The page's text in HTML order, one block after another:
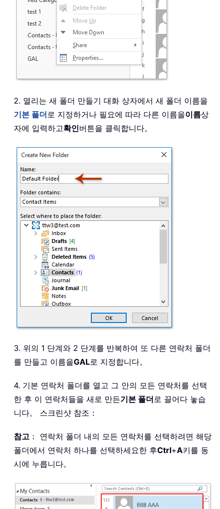
2. 열리는 새 폴더 만들기 대화 상자에서 새 폴더 이름을
기본 폴더로 지정하거나 필요에 따라 다른 이름을이름상
자에 입력하고확인버튼을 클릭합니다。
3. 위의 1 단계와 2 단계를 반복하여 또 다른 연락처 폴더
를 만들고 이름을GAL로 지정합니다。
4. 기본 연락처 폴더를 열고 그 안의 모든 연락처를 선택
한 후 이 연락처들을 새로 만든기본 폴더로 끌어다 놓습
니다。 스크린샷 참조：
참고 ： 연락처 폴더 내의 모든 연락처를 선택하려면 해당
폴더에서 연락처 하나를 선택하세요한 후Ctrl+A키를 동
시에 누릅니다。